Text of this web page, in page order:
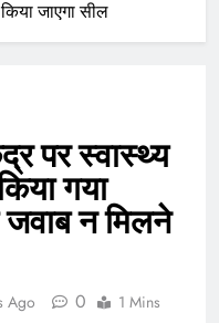
जाएगा सील
पर स्वास्थ्य
गया
जवाब न मिलने
Ago 0 1 Mins